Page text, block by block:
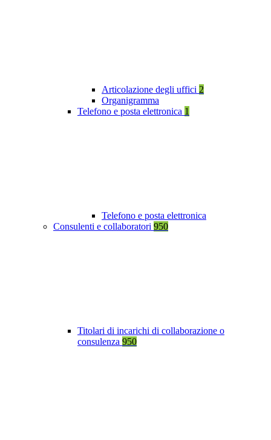
Articolazione degli uffici 2
Organigramma
Telefono e posta elettronica 1
Telefono e posta elettronica
Consulenti e collaboratori 950
Titolari di incarichi di collaborazione o
consulenza 950